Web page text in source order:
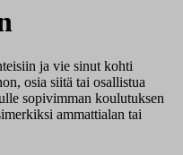
ja vie sinut kohti
osia siitä tai osallistua
sopivimman koulutuksen
ammattialan tai